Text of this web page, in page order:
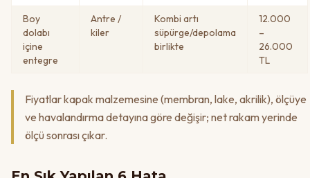
Boy
dolabı
içine
entegre
Antre /
kiler
Kombi artı
süpürge/depolama
birlikte
12.000
–
26.000
TL
Fiyatlar kapak malzemesine (membran, lake, akrilik), ölçüye
ve havalandırma detayına göre değişir; net rakam yerinde
ölçü sonrası çıkar.